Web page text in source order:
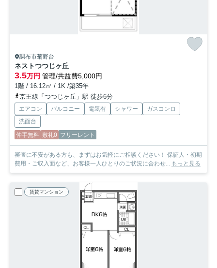
調布市菊野台
ネストつつじヶ丘
3.5万円 管理/共益費5,000円
1階 / 16.12㎡ / 1K /築35年
京王線「つつじヶ丘」駅 徒歩6分
エアコン バルコニー 電気有 シャワー
ガスコンロ
洗面台
仲手無料 敷礼0 フリーレント
審査に不安がある方も、まずはお気軽にご相談ください！ 保証人・初期
費用・ご収入面など、お客様一人ひとりのご状況に合わせ... もっと見る
賃貸マンション